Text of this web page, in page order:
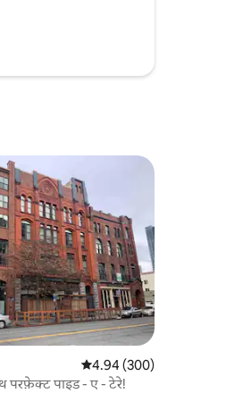
औसत रेटिंग 5 में से 4.94,
4.94 (300)
परफ़ेक्ट पाइड - ए - टेरे!